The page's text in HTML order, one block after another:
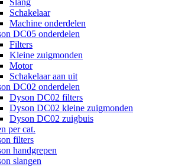
Slang
Schakelaar
Machine onderdelen
DC05 onderdelen
Filters
Kleine zuigmonden
Motor
Schakelaar aan uit
DC02 onderdelen
Dyson DC02 filters
Dyson DC02 kleine zuigmonden
Dyson DC02 zuigbuis
per cat.
filters
handgrepen
slangen